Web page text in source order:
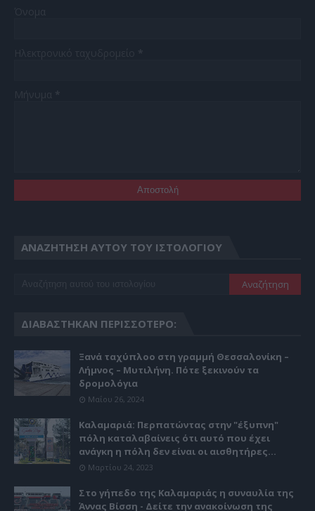
ΑΝΑΖΉΤΗΣΗ ΑΥΤΟΎ ΤΟΥ ΙΣΤΟΛΟΓΊΟΥ
ΔΙΑΒΆΣΤΗΚΑΝ ΠΕΡΙΣΣΌΤΕΡΟ:
Ξανά ταχύπλοο στη γραμμή Θεσσαλονίκη –
Λήμνος – Μυτιλήνη. Πότε ξεκινούν τα
δρομολόγια
Μαΐου 26, 2024
Καλαμαριά: Περπατώντας στην "έξυπνη"
πόλη καταλαβαίνεις ότι αυτό που έχει
ανάγκη η πόλη δεν είναι οι αισθητήρες...
Μαρτίου 24, 2023
Στο γήπεδο της Καλαμαριάς η συναυλία της
Άννας Βίσση - Δείτε την ανακοίνωση της